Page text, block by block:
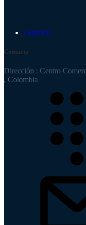
Contacto
Contacto
Dirección : Centro
, Colombia